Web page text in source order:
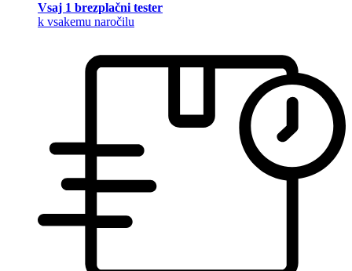
Vsaj 1 brezplačni tester
k vsakemu naročilu